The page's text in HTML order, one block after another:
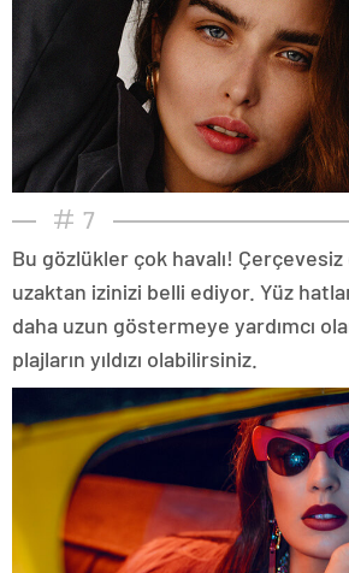
7
Bu gözlükler çok havalı!
uzaktan izinizi belli ediyor. Yüz
daha uzun göstermeye yardımcı
plajların yıldızı olabilirsiniz.